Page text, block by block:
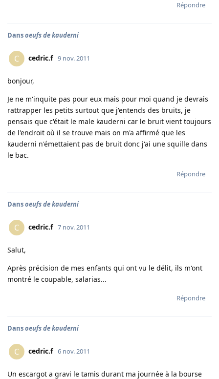
Répondre
Dansoeufs de kauderni
C cedric.f 9 nov. 2011
bonjour,
Je ne m'inquite pas pour eux mais pour moi quand je devrais
rattrapper les petits surtout que j'entends des bruits, je
pensais que c'était le male kauderni car le bruit vient toujours
de l'endroit où il se trouve mais on m'a affirmé que les
kauderni n'émettaient pas de bruit donc j'ai une squille dans
le bac.
Répondre
Dansoeufs de kauderni
C cedric.f 7 nov. 2011
Salut,
Après précision de mes enfants qui ont vu le délit, ils m'ont
montré le coupable, salarias...
Répondre
Dansoeufs de kauderni
C cedric.f 6 nov. 2011
Un escargot a gravi le tamis durant ma journée à la bourse